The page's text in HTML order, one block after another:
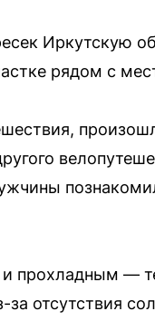
Иркутскую
рядом с
прохладным —
отсутствия